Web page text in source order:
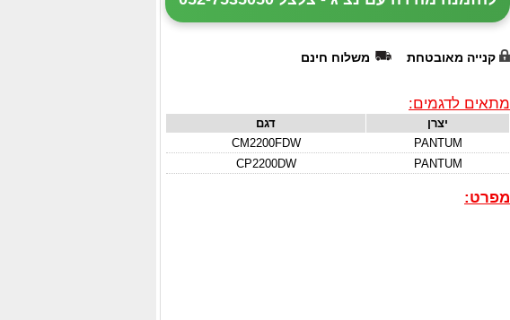
קנייה מאובטחת משלוח חינם
מתאים לדגמים:
יצרן
דגם
PANTUM
CM2200FDW
PANTUM
CP2200DW
מפרט: